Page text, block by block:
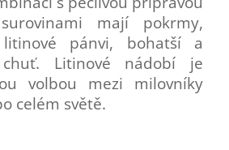
mají pokrmy,
pánvi, bohatší a
chuť. Litinové nádobí je
volbou mezi milovníky
celém světě.